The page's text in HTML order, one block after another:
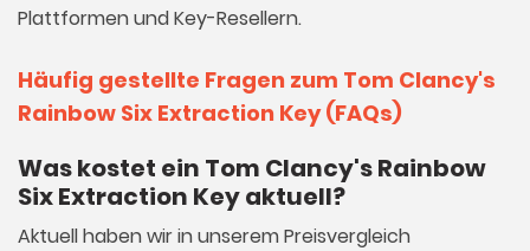
Plattformen und Key-Resellern.
Häufig gestellte Fragen zum Tom Clancy's
Rainbow Six Extraction Key (FAQs)
Was kostet ein Tom Clancy's Rainbow
Six Extraction Key aktuell?
Aktuell haben wir in unserem Preisvergleich